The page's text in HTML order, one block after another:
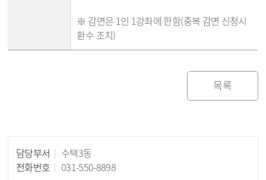
※ 감면은 1인 1강좌에 한함(중복 감면 신청시
환수 조치)
목록
담당부서
수택3동
전화번호
031-550-8898